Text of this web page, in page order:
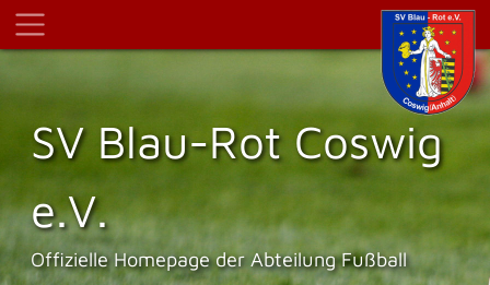
SV Blau-Rot Coswig
e.V.
Offizielle Homepage der Abteilung Fußball